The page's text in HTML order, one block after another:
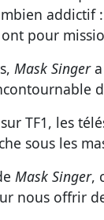
addictif
pour
Mask Singera
TF1, les
sous les
Mask Singer,
nous offrir